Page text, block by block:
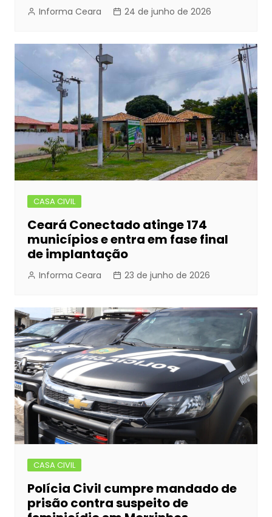
Informa Ceara 24 de junho de 2026
CASA CIVIL
Ceará Conectado atinge 174
municípios e entra em fase final
de implantação
Informa Ceara 23 de junho de 2026
CASA CIVIL
Polícia Civil cumpre mandado de
prisão contra suspeito de